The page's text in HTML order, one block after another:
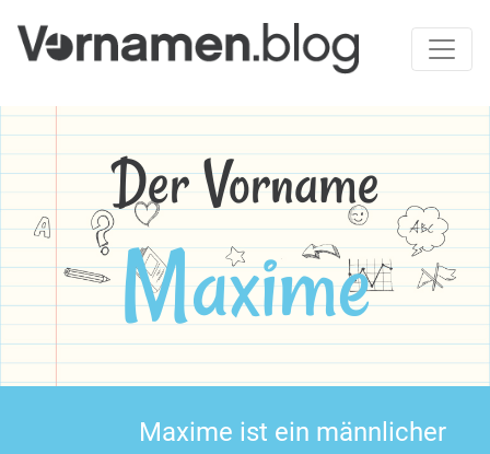
Der Vorname
Maxime
Maxime ist ein männlicher